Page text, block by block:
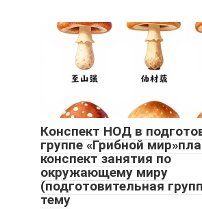
Конспект НОД в
группе «Грибной
конспект занятия по
окружающему миру
(подготовительная
тему